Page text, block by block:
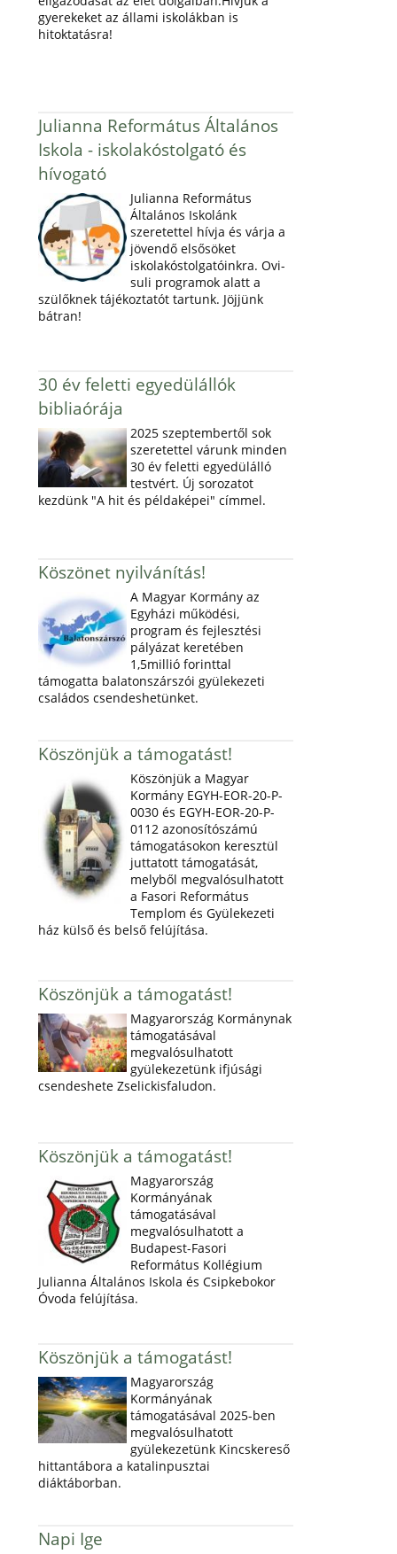
gyerekeket az állami iskolákban is
hitoktatásra!
Julianna Református Általános
Iskola - iskolakóstolgató és
hívogató
Julianna Református
Általános Iskolánk
szeretettel hívja és várja a
jövendő elsősöket
iskolakóstolgatóinkra. Ovi-
suli programok alatt a
szülőknek tájékoztatót tartunk. Jöjjünk
bátran!
30 év feletti egyedülállók
bibliaórája
2025 szeptembertől sok
szeretettel várunk minden
30 év feletti egyedülálló
testvért. Új sorozatot
kezdünk "A hit és példaképei" címmel.
Köszönet nyilvánítás!
A Magyar Kormány az
Egyházi működési,
program és fejlesztési
pályázat keretében
1,5millió forinttal
támogatta balatonszárszói gyülekezeti
családos csendeshetünket.
Köszönjük a támogatást!
Köszönjük a Magyar
Kormány EGYH-EOR-20-P-
0030 és EGYH-EOR-20-P-
0112 azonosítószámú
támogatásokon keresztül
juttatott támogatását,
melyből megvalósulhatott
a Fasori Református
Templom és Gyülekezeti
ház külső és belső felújítása.
Köszönjük a támogatást!
Magyarország Kormánynak
támogatásával
megvalósulhatott
gyülekezetünk ifjúsági
csendeshete Zselickisfaludon.
Köszönjük a támogatást!
Magyarország
Kormányának
támogatásával
megvalósulhatott a
Budapest-Fasori
Református Kollégium
Julianna Általános Iskola és Csipkebokor
Óvoda felújítása.
Köszönjük a támogatást!
Magyarország
Kormányának
támogatásával 2025-ben
megvalósulhatott
gyülekezetünk Kincskereső
hittantábora a katalinpusztai
diáktáborban.
Napi Ige